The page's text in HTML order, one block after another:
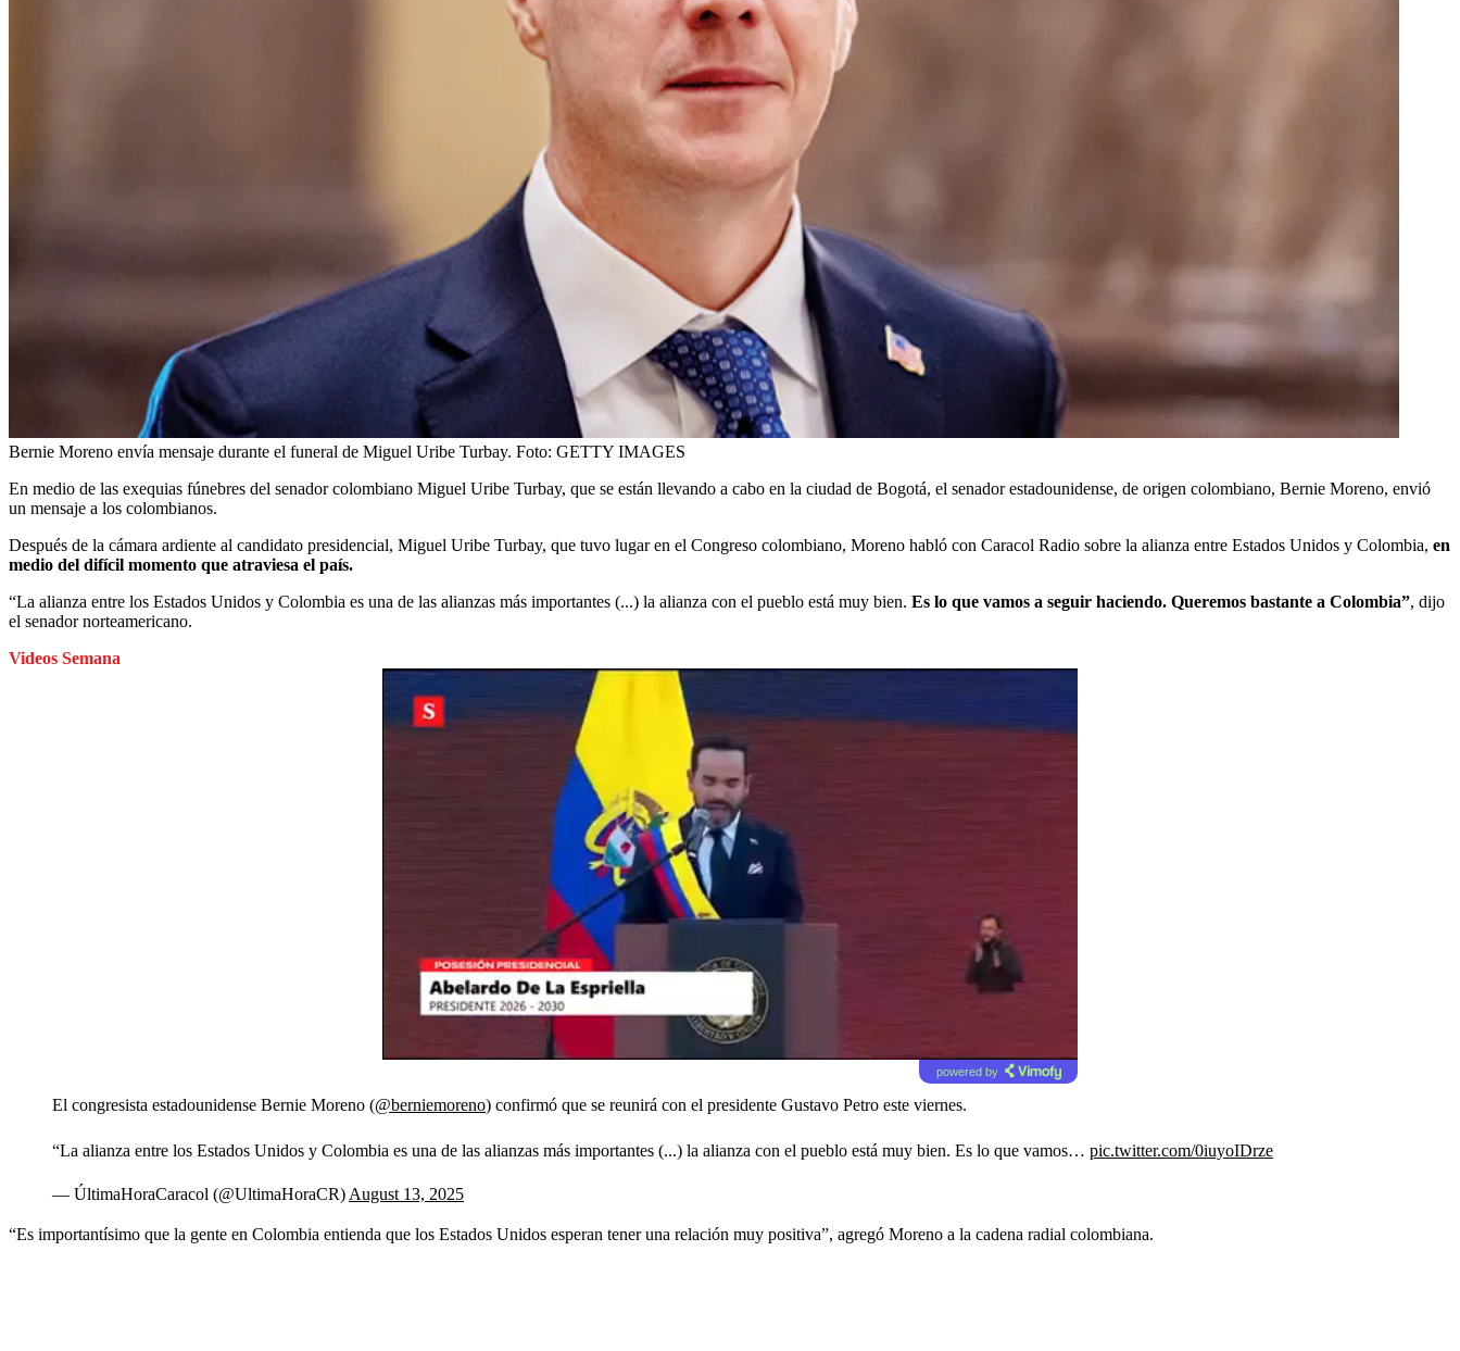
Bernie Moreno envía mensaje durante el funeral de Miguel Uribe Turbay. Foto: GETTY IMAGES
En medio de las exequias fúnebres del senador colombiano Miguel Uribe Turbay, que se están llevando a cabo en la ciudad de Bogotá, el senador estadounidense, de origen colombiano, Bernie Moreno, envió
un mensaje a los colombianos.
Después de la cámara ardiente al candidato presidencial, Miguel Uribe Turbay, que tuvo lugar en el Congreso colombiano, Moreno habló con Caracol Radio sobre la alianza entre Estados Unidos y Colombia, en
medio del difícil momento que atraviesa el país.
“La alianza entre los Estados Unidos y Colombia es una de las alianzas más importantes (...) la alianza con el pueblo está muy bien. Es lo que vamos a seguir haciendo. Queremos bastante a Colombia”, dijo
el senador norteamericano.
Videos Semana
powered by
El congresista estadounidense Bernie Moreno (@berniemoreno) confirmó que se reunirá con el presidente Gustavo Petro este viernes.
“La alianza entre los Estados Unidos y Colombia es una de las alianzas más importantes (...) la alianza con el pueblo está muy bien. Es lo que vamos… pic.twitter.com/0iuyoIDrze
— ÚltimaHoraCaracol (@UltimaHoraCR) August 13, 2025
“Es importantísimo que la gente en Colombia entienda que los Estados Unidos esperan tener una relación muy positiva”, agregó Moreno a la cadena radial colombiana.